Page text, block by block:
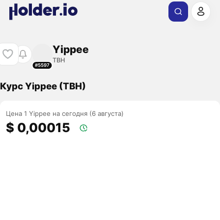
#5597
Yippee
TBH
Курс Yippee (TBH)
Цена 1 Yippee на сегодня (6 августа)
$ 0,00015